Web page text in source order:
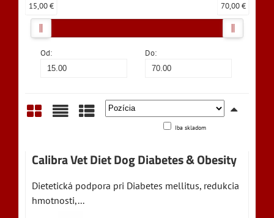
Od: Do:
15,00 € 70,00 €
Iba skladom
Calibra Vet Diet Dog Diabetes & Obesity
Dietetická podpora pri Diabetes mellitus, redukcia
hmotnosti,...